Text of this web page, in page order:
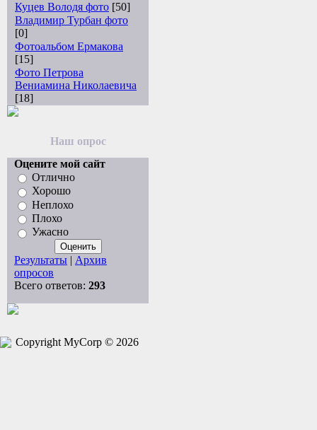
Куцев Володя фото [50]
Владимир Турбан фото
[0]
Фотоальбом Ермакова
[15]
Фото Петрова
Вениамина Николаевича
[18]
Наш опрос
Оцените мой сайт
Отлично
Хорошо
Неплохо
Плохо
Ужасно
Результаты | Архив
опросов
Всего ответов: 293
Copyright MyCorp © 2026